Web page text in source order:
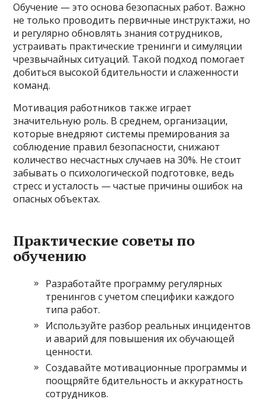
Обучение — это основа безопасных работ. Важно
не только проводить первичные инструктажи, но
и регулярно обновлять знания сотрудников,
устраивать практические тренинги и симуляции
чрезвычайных ситуаций. Такой подход помогает
добиться высокой бдительности и слаженности
команд.
Мотивация работников также играет
значительную роль. В среднем, организации,
которые внедряют системы премирования за
соблюдение правил безопасности, снижают
количество несчастных случаев на 30%. Не стоит
забывать о психологической подготовке, ведь
стресс и усталость — частые причины ошибок на
опасных объектах.
Практические советы по
обучению
Разработайте программу регулярных
тренингов с учетом специфики каждого
типа работ.
Используйте разбор реальных инцидентов
и аварий для повышения их обучающей
ценности.
Создавайте мотивационные программы и
поощряйте бдительность и аккуратность
сотрудников.